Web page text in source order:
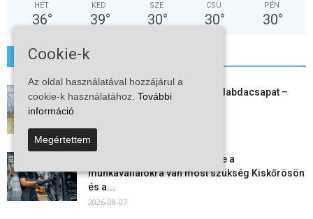
HÉT
36°
KED
39°
SZE
30°
CSÜ
30°
PÉN
30°
További hírek
Megszűnt a kiskőrösi női kézilabdacsapat –
Aktuális állásajánlatok: ezekre a
munkavállalókra van most szükség Kiskőrösön
és a...
2026-08-07
Cookie-k
Az oldal használatával hozzájárul a
cookie-k használatához. További
információ
Megértettem